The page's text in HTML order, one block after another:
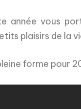
année vous
plaisirs de la
forme pour